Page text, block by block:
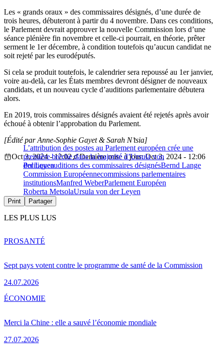
Les « grands oraux » des commissaires désignés, d’une durée de
trois heures, débuteront à partir du 4 novembre. Dans ces conditions,
le Parlement devrait approuver la nouvelle Commission lors d’une
séance plénière fin novembre et celle-ci pourrait, en théorie, prêter
serment le 1er décembre, à condition toutefois qu’aucun candidat ne
soit rejeté par les eurodéputés.
Si cela se produit toutefois, le calendrier sera repoussé au 1er janvier,
voire au-delà, car les États membres devront désigner de nouveaux
candidats, et un nouveau cycle d’auditions parlementaire débutera
alors.
En 2019, trois commissaires désignés avaient été rejetés après avoir
échoué à obtenir l’approbation du Parlement.
L’attribution des postes au Parlement européen crée une
première brèche dans la majorité d’Ursula von
der Leyen
[Édité par Anne-Sophie Gayet & Sarah N’tsia]
Oct 3, 2024 - 12:02
Dernière mise à jour: Oct 3, 2024 - 12:06
Politiqueauditions des commissaires désignésBernd Lange
Commission Européennecommissions parlementaires
institutionsManfred WeberParlement Européen
Roberta MetsolaUrsula von der Leyen
Print Partager
LES PLUS LUS
Sept pays votent contre le programme de santé de la Commission
24.07.2026
PROSANTÉ
Merci la Chine : elle a sauvé l’économie mondiale
27.07.2026
ÉCONOMIE